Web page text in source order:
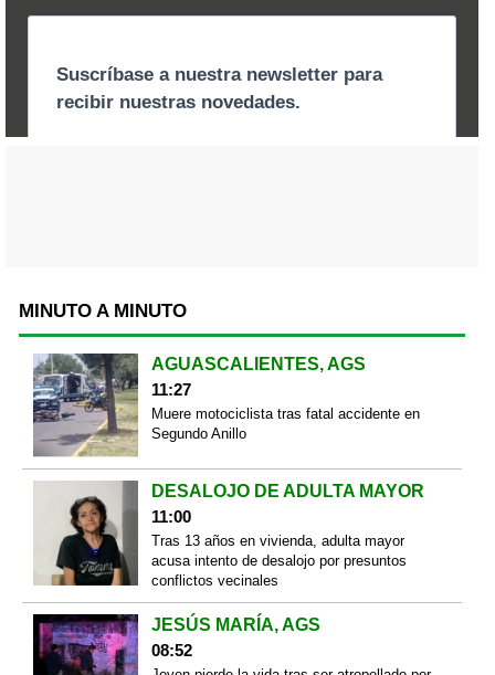
MINUTO A MINUTO
AGUASCALIENTES, AGS
11:27
Muere motociclista tras fatal accidente en
Segundo Anillo
DESALOJO DE ADULTA MAYOR
11:00
Tras 13 años en vivienda, adulta mayor
acusa intento de desalojo por presuntos
conflictos vecinales
JESÚS MARÍA, AGS
08:52